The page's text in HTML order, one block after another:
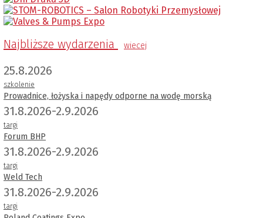
Najbliższe wydarzenia wiecej
25.8.2026
szkolenie
Prowadnice, łożyska i napędy odporne na wodę morską
31.8.2026-2.9.2026
targi
Forum BHP
31.8.2026-2.9.2026
targi
Weld Tech
31.8.2026-2.9.2026
targi